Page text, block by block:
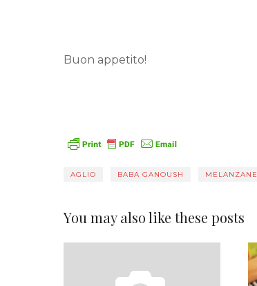
Buon appetito!
AGLIO BABA GANOUSH MELANZANE
You may also like these posts